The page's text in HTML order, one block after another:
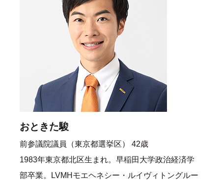
おときた駿
前参議院議員（東京都選挙区） 42歳
1983年東京都北区生まれ。早稲田大学政治経済学
部卒業。LVMHモエヘネシー・ルイヴィトングルー